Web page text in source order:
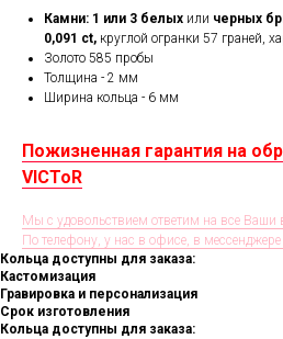
Камни: 1 или 3 белых или черных
0,091 ct, круглой огранки 57 граней,
Золото 585 пробы
Толщина - 2 мм
Ширина кольца - 6 мм
Пожизненная гарантия на
VICToR
Мы с удовольствием ответим на все Ваши
По телефону, у нас в офисе, в
Кольца доступны для заказа:
Кастомизация
Гравировка и персонализация
Срок изготовления
Кольца доступны для заказа: